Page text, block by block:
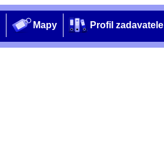
Mapy Profil zadavatele